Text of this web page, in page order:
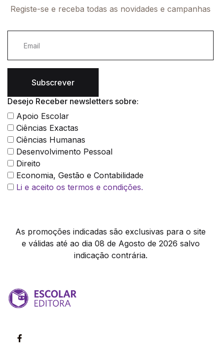
Registe-se e receba todas as novidades e campanhas
Subscrever
Desejo Receber newsletters sobre:
Apoio Escolar
Ciências Exactas
Ciências Humanas
Desenvolvimento Pessoal
Direito
Economia, Gestão e Contabilidade
Li e aceito os termos e condições.
As promoções indicadas são exclusivas para o site
e válidas até ao dia 08 de Agosto de 2026 salvo
indicação contrária.